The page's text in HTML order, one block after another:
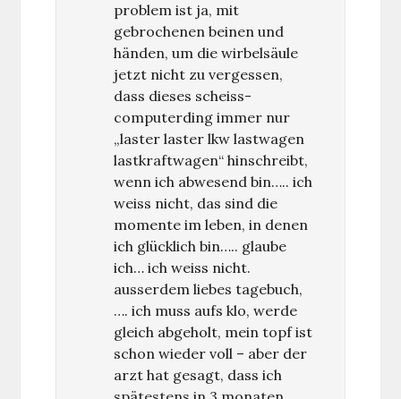
problem ist ja, mit
gebrochenen beinen und
händen, um die wirbelsäule
jetzt nicht zu vergessen,
dass dieses scheiss-
computerding immer nur
„laster laster lkw lastwagen
lastkraftwagen“ hinschreibt,
wenn ich abwesend bin….. ich
weiss nicht, das sind die
momente im leben, in denen
ich glücklich bin….. glaube
ich… ich weiss nicht.
ausserdem liebes tagebuch,
…. ich muss aufs klo, werde
gleich abgeholt, mein topf ist
schon wieder voll – aber der
arzt hat gesagt, dass ich